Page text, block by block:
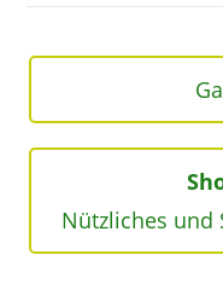
Nützliches und